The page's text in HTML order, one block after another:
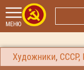
МЕНЮ
Художники, СССР,